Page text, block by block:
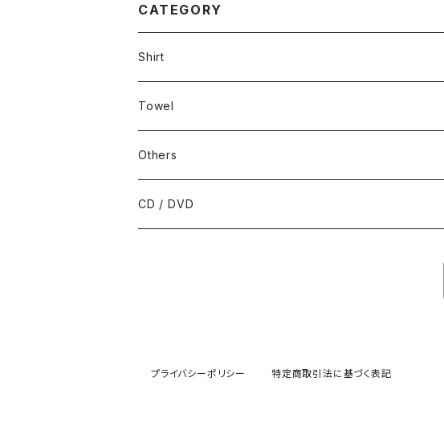
CATEGORY
Shirt
T-shirt
Long sleeve
hoodie
Towel
Others
CD / DVD
プライバシーポリシー 特定商取引法に基づく表記